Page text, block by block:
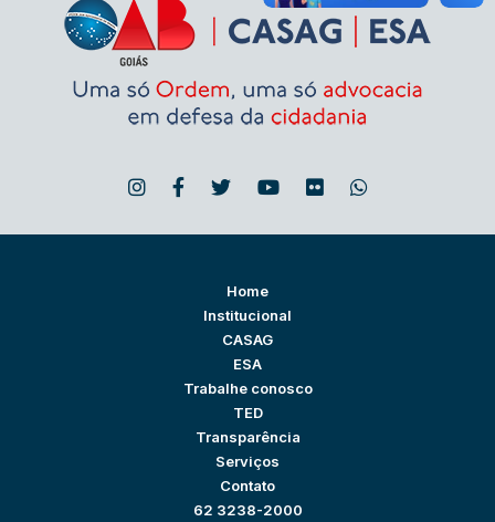
Home
Institucional
CASAG
ESA
Trabalhe conosco
TED
Transparência
Serviços
Contato
62 3238-2000